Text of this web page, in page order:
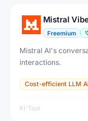
Mistral
Freemium
Mistral AI's
interactions.
Cost-efficient LLM
KI-Tool